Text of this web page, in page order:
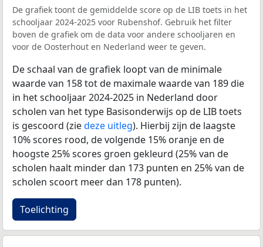
De grafiek toont de gemiddelde score op de LIB toets in het
schooljaar 2024-2025 voor Rubenshof. Gebruik het filter
boven de grafiek om de data voor andere schooljaren en
voor de Oosterhout en Nederland weer te geven.
De schaal van de grafiek loopt van de minimale
waarde van 158 tot de maximale waarde van 189 die
in het schooljaar 2024-2025 in Nederland door
scholen van het type Basisonderwijs op de LIB toets
is gescoord (ziedeze uitleg). Hierbij zijn de laagste
10% scores rood, de volgende 15% oranje en de
hoogste 25% scores groen gekleurd (25% van de
scholen haalt minder dan 173 punten en 25% van de
scholen scoort meer dan 178 punten).
Toelichting